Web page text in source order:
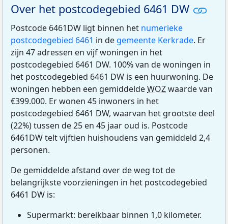
Over het postcodegebied 6461 DW
Postcode 6461DW ligt binnen het numerieke
postcodegebied 6461 in de gemeente Kerkrade. Er
zijn 47 adressen en vijf woningen in het
postcodegebied 6461 DW. 100% van de woningen in
het postcodegebied 6461 DW is een huurwoning. De
woningen hebben een gemiddeldeWOZwaarde van
€399.000. Er wonen 45 inwoners in het
postcodegebied 6461 DW, waarvan het grootste deel
(22%) tussen de 25 en 45 jaar oud is. Postcode
6461DW telt vijftien huishoudens van gemiddeld 2,4
personen.
De gemiddelde afstand over de weg tot de
belangrijkste voorzieningen in het postcodegebied
6461 DW is:
Supermarkt: bereikbaar binnen 1,0 kilometer.